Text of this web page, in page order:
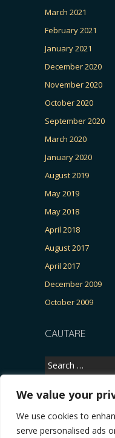
We value your
We use cookies to
serve personalised ads
March 2021
February 2021
January 2021
December 2020
November 2020
October 2020
September 2020
March 2020
January 2020
August 2019
May 2019
May 2018
April 2018
August 2017
April 2017
December 2009
October 2009
CAUTARE
Search
for:
Copyright © 2026,